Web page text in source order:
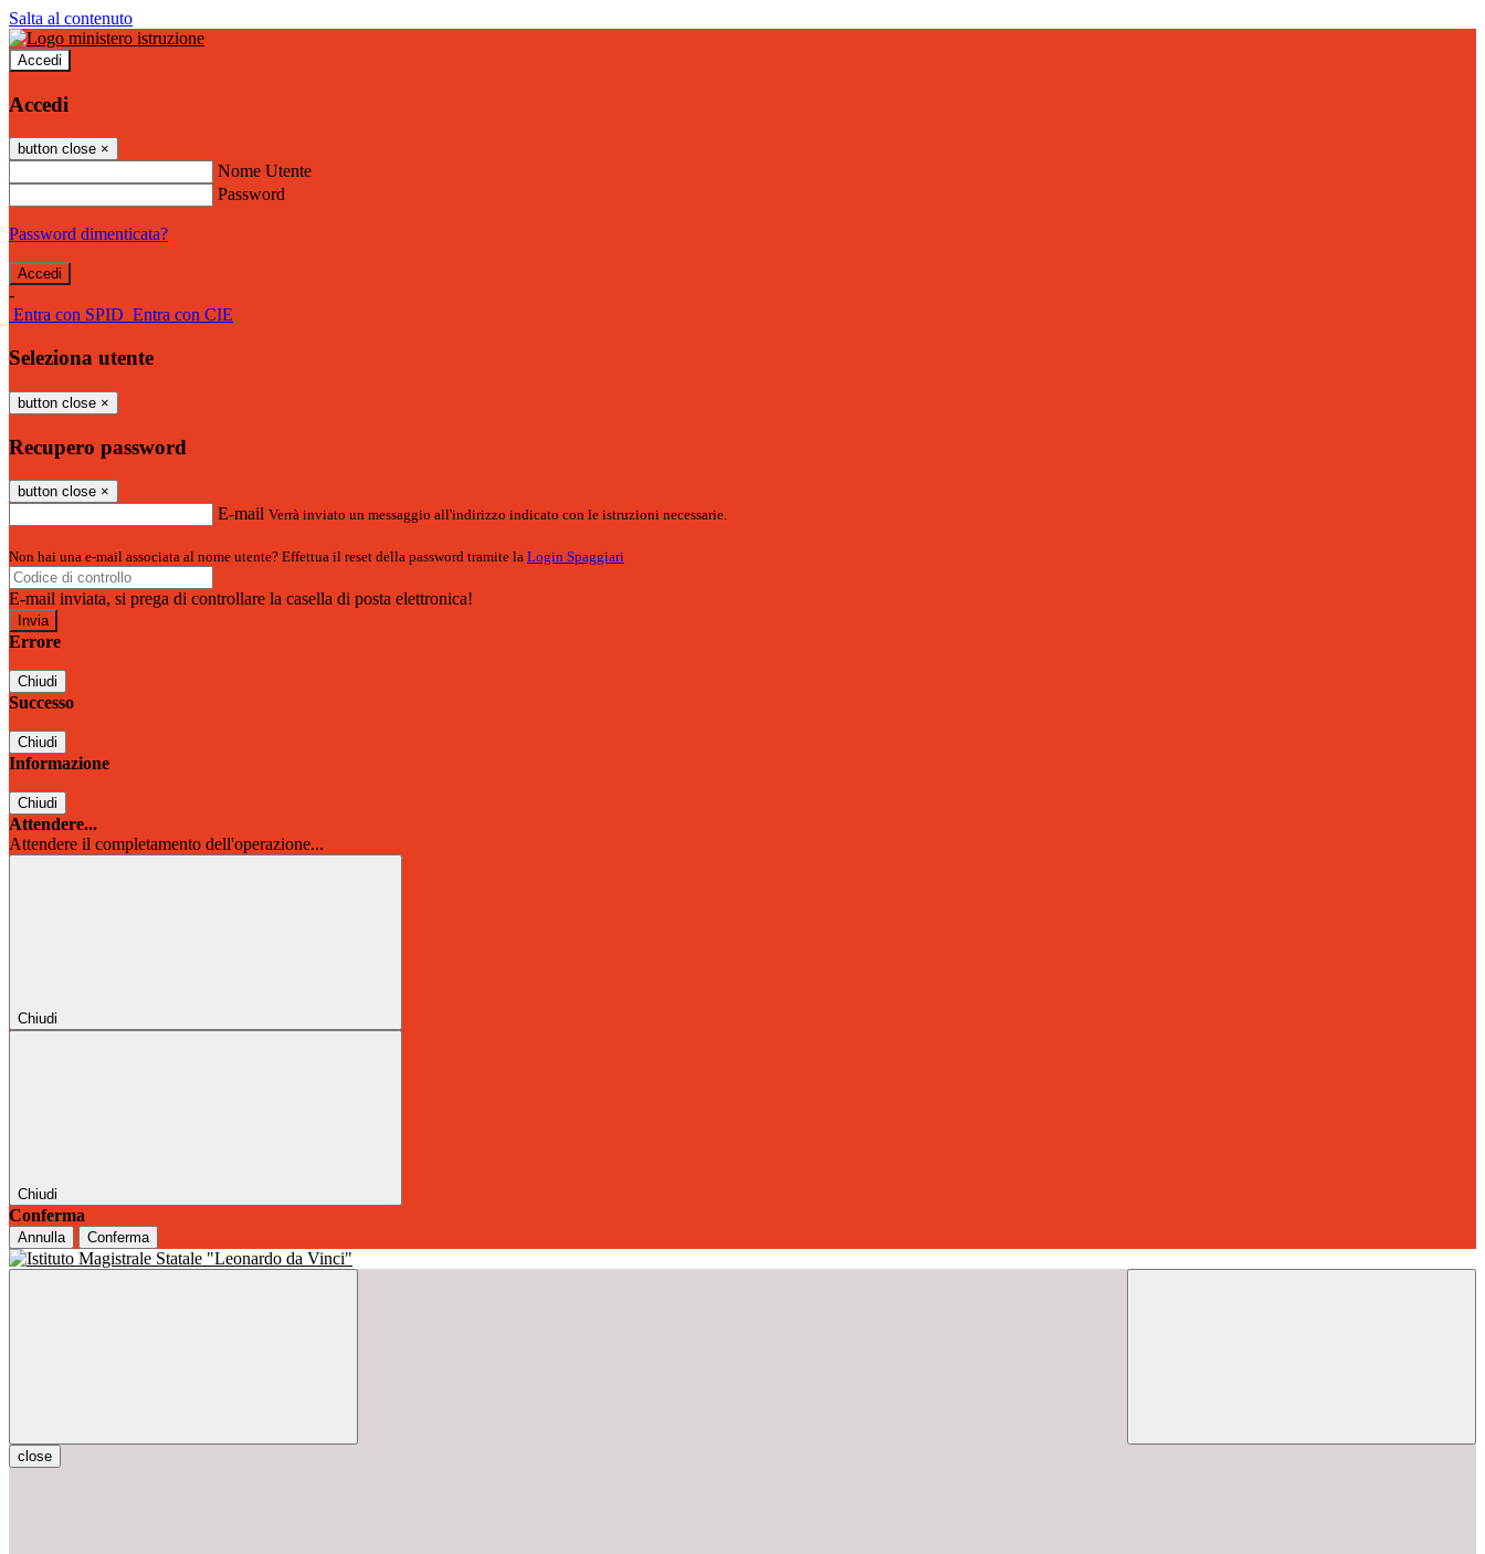
Salta al contenuto
Accedi
Accedi
button close ×
Nome Utente
Password
Password dimenticata?
-
Entra con SPID Entra con CIE
Seleziona utente
button close ×
Recupero password
button close ×
E-mail Verrà inviato un messaggio all'indirizzo indicato con le istruzioni necessarie.
Non hai una e-mail associata al nome utente? Effettua il reset della password tramite la Login Spaggiari
E-mail inviata, si prega di controllare la casella di posta elettronica!
Errore
Chiudi
Successo
Chiudi
Informazione
Chiudi
Attendere...
Attendere il completamento dell'operazione...
Chiudi
Chiudi
Conferma
Annulla Conferma
close